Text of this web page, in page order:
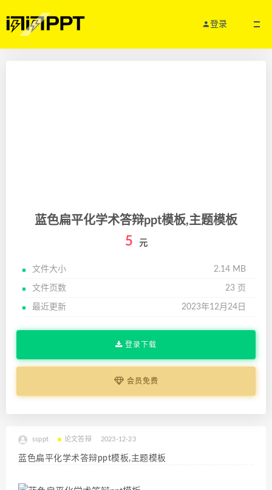
登录
蓝色扁平化学术答辩ppt模板,主题模板
5 元
文件大小 2.14 MB
文件页数 23 页
最近更新 2023年12月24日
登录下载
会员免费
ssppt 论文答辩 2023-12-23
蓝色扁平化学术答辩ppt模板,主题模板